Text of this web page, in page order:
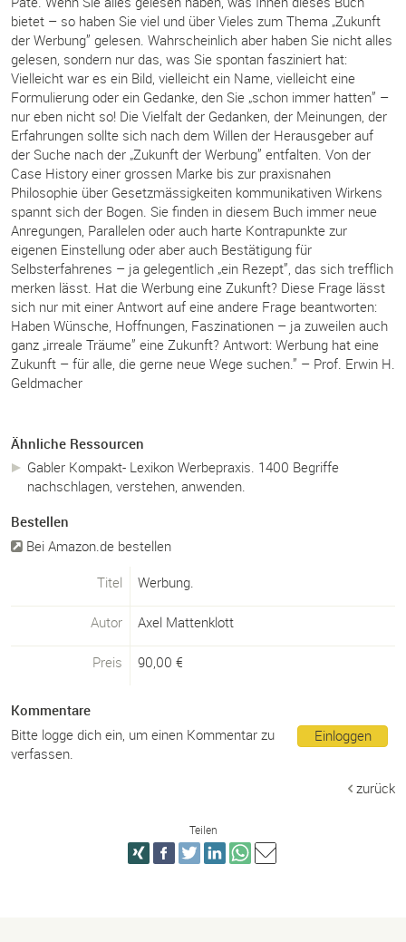
bietet – so haben Sie viel und über Vieles zum Thema „Zukunft
der Werbung” gelesen. Wahrscheinlich aber haben Sie nicht alles
gelesen, sondern nur das, was Sie spontan fasziniert hat:
Vielleicht war es ein Bild, vielleicht ein Name, vielleicht eine
Formulierung oder ein Gedanke, den Sie „schon immer hatten” –
nur eben nicht so! Die Vielfalt der Gedanken, der Meinungen, der
Erfahrungen sollte sich nach dem Willen der Herausgeber auf
der Suche nach der „Zukunft der Werbung” entfalten. Von der
Case History einer grossen Marke bis zur praxisnahen
Philosophie über Gesetzmässigkeiten kommunikativen Wirkens
spannt sich der Bogen. Sie finden in diesem Buch immer neue
Anregungen, Parallelen oder auch harte Kontrapunkte zur
eigenen Einstellung oder aber auch Bestätigung für
Selbsterfahrenes – ja gelegentlich „ein Rezept”, das sich trefflich
merken lässt. Hat die Werbung eine Zukunft? Diese Frage lässt
sich nur mit einer Antwort auf eine andere Frage beantworten:
Haben Wünsche, Hoffnungen, Faszinationen – ja zuweilen auch
ganz „irreale Träume” eine Zukunft? Antwort: Werbung hat eine
Zukunft – für alle, die gerne neue Wege suchen.” – Prof. Erwin H.
Geldmacher
Ähnliche Ressourcen
Gabler Kompakt- Lexikon Werbepraxis. 1400 Begriffe
nachschlagen, verstehen, anwenden.
Bestellen
Bei Amazon.de bestellen
Titel
Werbung.
Autor Axel Mattenklott
Preis 90,00 €
Kommentare
Einloggen
Bitte logge dich ein, um einen Kommentar zu
verfassen.
zurück
Teilen